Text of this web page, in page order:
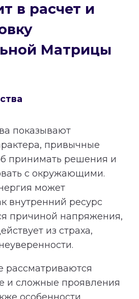
в расчет и
Матрицы
показывают
привычные
принимать решения и
с окружающими.
может
внутренний ресурс
причиной напряжения,
из страха,
и сложные проявления